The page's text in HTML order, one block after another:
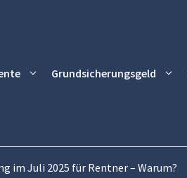
Grundsicherungsgeld
im Juli 2025 für Rentner – Warum?